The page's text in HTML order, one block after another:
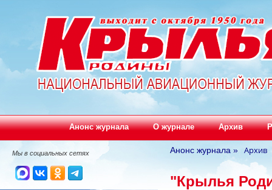
Анонс журнала О журнале Архив
Мы в социальных сетях Анонс журнала » Архив
"Крылья